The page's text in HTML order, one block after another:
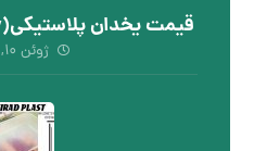
قیمت یخدان پلاستیکی(New) در بازار + جدول
ژوئن ۱۰, ۲۰۲۶